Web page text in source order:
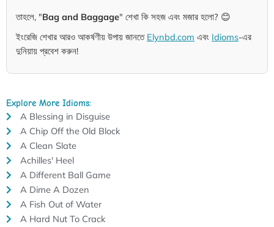
তাহলে, "Bag and Baggage" শেখা কি সহজ এবং মজার হলো? 😊
ইংরেজি শেখার আরও আকর্ষণীয় উপায় জানতে Elynbd.com এবং Idioms-এর
দুনিয়ায় প্রবেশ করুন!
Explore More Idioms:
A Blessing in Disguise
A Chip Off the Old Block
A Clean Slate
Achilles' Heel
A Different Ball Game
A Dime A Dozen
A Fish Out of Water
A Hard Nut To Crack